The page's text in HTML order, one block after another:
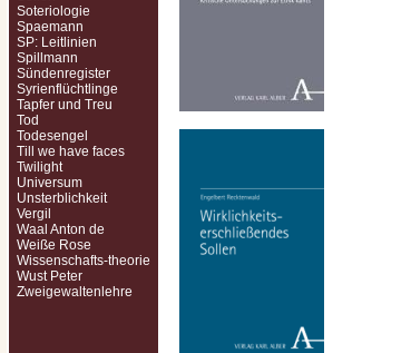
Soteriologie
Spaemann
SP: Leitlinien
Spillmann
Sündenregister
Syrienflüchtlinge
Tapfer und Treu
Tod
Todesengel
Till we have faces
Twilight
Universum
Unsterblichkeit
Vergil
Waal Anton de
Weiße Rose
Wissenschafts-theorie
Wust Peter
Zweigewaltenlehre